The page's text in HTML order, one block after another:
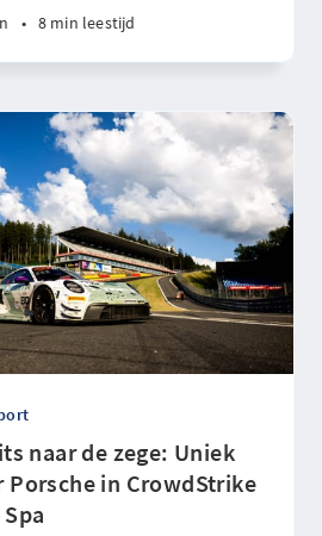
• 8 min leestijd
naar de zege: Uniek
Porsche in CrowdStrike